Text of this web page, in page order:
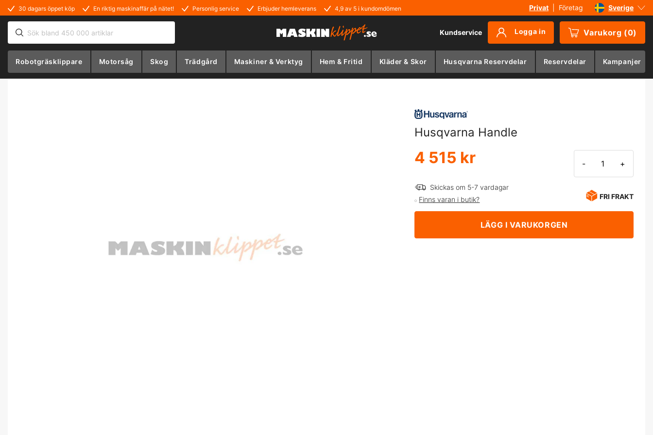
30 dagars öppet köp En riktig maskinaffär på nätet! Personlig service Erbjuder hemleverans 4,9 av 5 i kundomdömen Privat Företag
Sverige
Danmark
Norge
Kundservice Logga in Varukorg (0)
Robotgräsklippare Motorsåg Skog Trädgård Maskiner & Verktyg Hem & Fritid Kläder & Skor Husqvarna Reservdelar Reservdelar Kampanjer
Husqvarna Handle
4 515 kr - +
Skickas om 5-7 vardagar
Finns varan i butik?
FRI FRAKT
LÄGG I VARUKORGEN